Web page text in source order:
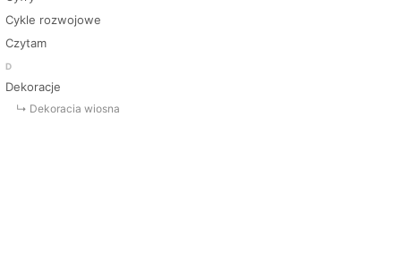
Cykle rozwojowe
Czytam
D
Dekoracje
↳ Dekoracja wiosna